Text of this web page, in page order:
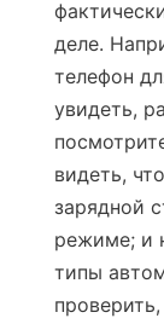
деле.
телефон
увидеть,
видеть,
зарядной
режиме; и
типы